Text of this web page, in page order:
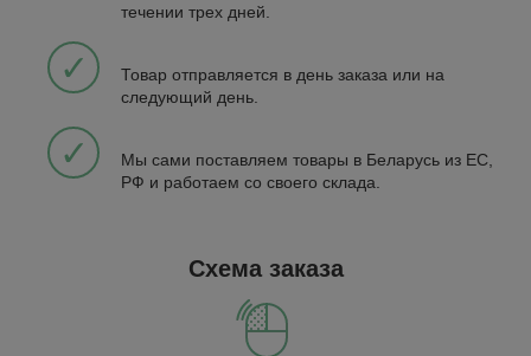
течении трех дней.
✓
Товар отправляется в день заказа или на
следующий день.
✓
Мы сами поставляем товары в Беларусь из EC,
РФ и работаем со своего склада.
Схема заказа